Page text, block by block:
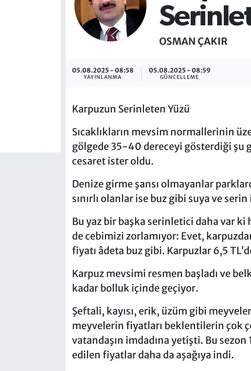
OSMAN ÇAKIR
05.08.2025 - 08:58
YAYINLANMA
05.08.2025 - 08:59
GÜNCELLEME
Karpuzun Serinleten Yüzü
Sıcaklıkların mevsim normallerinin
gölgede 35-40 dereceyi gösterdiği şu
cesaret ister oldu.
Denize girme şansı olmayanlar
sınırlı olanlar ise buz gibi suya ve serin
Bu yaz bir başka serinletici daha var ki
de cebimizi zorlamıyor: Evet,
fiyatı âdeta buz gibi. Karpuzlar 6,5
Karpuz mevsimi resmen başladı ve
kadar bolluk içinde geçiyor.
Şeftali, kayısı, erik, üzüm gibi
meyvelerin fiyatları beklentilerin çok
vatandaşın imdadına yetişti. Bu
edilen fiyatlar daha da aşağıya indi.